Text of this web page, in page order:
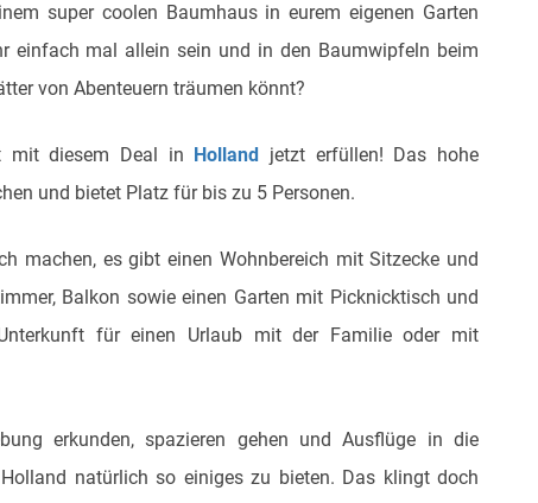
super coolen Baumhaus in eurem eigenen Garten
einfach mal allein sein und in den Baumwipfeln beim
von Abenteuern träumen könnt?
mit diesem Deal in Holland
jetzt erfüllen! Das hohe
und bietet Platz für bis zu 5 Personen.
machen, es gibt einen Wohnbereich mit Sitzecke und
Balkon sowie einen Garten mit Picknicktisch und
für einen Urlaub mit der Familie oder mit
erkunden, spazieren gehen und Ausflüge in die
natürlich so einiges zu bieten. Das klingt doch